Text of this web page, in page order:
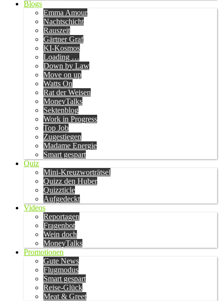
Blogs
Emma Amour
Nachtschicht
Rauszeit
Gärtner Graf
KI-Kosmos
Loading …
Down by Law
Move on up
Watts On
Rat der Weisen
MoneyTalks
Sektenblog
Work in Progress
Top Job
Zugestiegen
Madame Energie
Smart gespart
Quiz
Mini-Kreuzworträtsel
Quizz den Huber
Quizzticle
Aufgedeckt
Videos
Reportagen
Fragenbot
Wein doch
MoneyTalks
Promotionen
Gute News
Flugmodus
Smart gespart
Reise-Glück
Meat & Greet